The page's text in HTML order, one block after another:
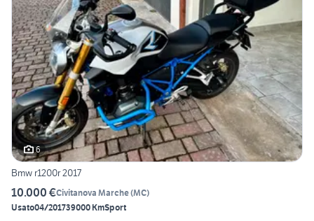
6
Bmw r1200r 2017
10.000 €Civitanova Marche(MC)
Usato04/201739000 KmSport